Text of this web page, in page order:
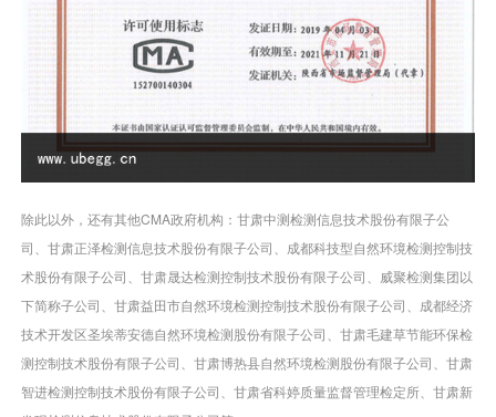
除此以外，还有其他CMA政府机构：甘肃中测检测信息技术股份有限子公
司、甘肃正泽检测信息技术股份有限子公司、成都科技型自然环境检测控制技
术股份有限子公司、甘肃晟达检测控制技术股份有限子公司、威聚检测集团以
下简称子公司、甘肃益田市自然环境检测控制技术股份有限子公司、成都经济
技术开发区圣埃蒂安德自然环境检测股份有限子公司、甘肃毛建草节能环保检
测控制技术股份有限子公司、甘肃博热县自然环境检测股份有限子公司、甘肃
智进检测控制技术股份有限子公司、甘肃省科婷质量监督管理检定所、甘肃新